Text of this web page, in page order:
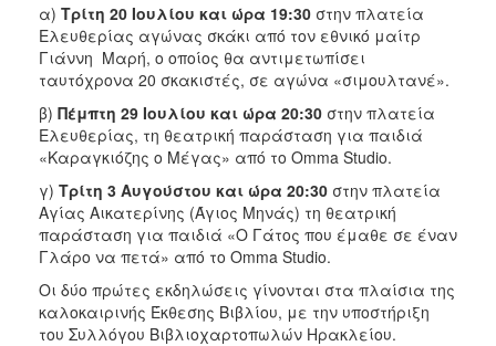
2019
2018
2017
2016
2015
2013
2012
2011
2010
2006
α) Τρίτη 20 Ιουλίου και ώρα 19:30 στην πλατεία
Ελευθερίας αγώνας σκάκι από τον εθνικό μαίτρ
Γιάννη Μαρή, ο οποίος θα αντιμετωπίσει
ταυτόχρονα 20 σκακιστές, σε αγώνα «σιμουλτανέ».
β) Πέμπτη 29 Ιουλίου και ώρα 20:30 στην πλατεία
Ελευθερίας, τη θεατρική παράσταση για παιδιά
«Καραγκιόζης ο Μέγας» από το Omma Studio.
γ) Τρίτη 3 Αυγούστου και ώρα 20:30 στην πλατεία
Αγίας Αικατερίνης (Άγιος Μηνάς) τη θεατρική
παράσταση για παιδιά «Ο Γάτος που έμαθε σε έναν
Γλάρο να πετά» από το Omma Studio.
Οι δύο πρώτες εκδηλώσεις γίνονται στα πλαίσια της
καλοκαιρινής Έκθεσης Βιβλίου, με την υποστήριξη
του Συλλόγου Βιβλιοχαρτοπωλών Ηρακλείου.